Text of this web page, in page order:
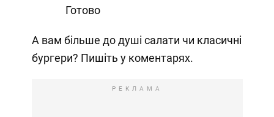
Готово
А вам більше до душі салати чи класичні
бургери? Пишіть у коментарях.
РЕКЛАМА